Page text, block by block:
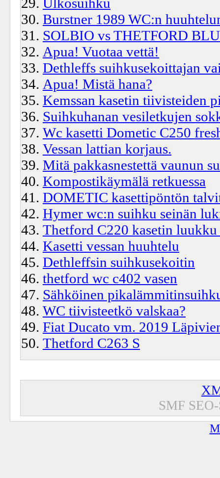
Burstner 1989 WC:n
SOLBIO vs THETFORD
Apua! Vuotaa vettä!
Dethleffs suihkusekoittajan
Apua! Mistä hana?
Kemssan kasetin tiivisteiden
Suihkuhanan vesiletkujen
Wc kasetti Dometic C250
Vessan lattian korjaus.
Mitä pakkasnestettä vaunun
Kompostikäymälä retkuessa
DOMETIC kasettipöntön
Hymer wc:n suihku seinän
Thetford C220 kasetin luukku
Kasetti vessan huuhtelu
Dethleffsin suihkusekoitin
thetford wc c402 vasen
Sähköinen
WC tiivisteetkö valskaa?
Fiat Ducato vm. 2019
Thetford C263 S
SMF